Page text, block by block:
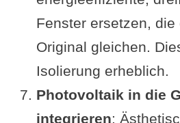
Fenster ersetzen, die
Original gleichen.
Isolierung erheblich.
Photovoltaik in die
integrieren: